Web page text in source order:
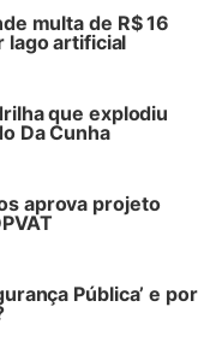
multa de R$ 16
lago artificial
que explodiu
Da Cunha
aprova projeto
Pública’ e por